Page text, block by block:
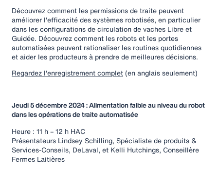
Découvrez comment les permissions de traite peuvent
améliorer l'efficacité des systèmes robotisés, en particulier
dans les configurations de circulation de vaches Libre et
Guidée. Découvrez comment les robots et les portes
automatisées peuvent rationaliser les routines quotidiennes
et aider les producteurs à prendre de meilleures décisions.
Regardez l'enregistrement complet (en anglais seulement)
Jeudi 5 décembre 2024 : Alimentation faible au niveau du robot
dans les opérations de traite automatisée
Heure : 11 h – 12 h HAC
Présentateurs Lindsey Schilling, Spécialiste de produits &
Services-Conseils, DeLaval, et Kelli Hutchings, Conseillère
Fermes Laitières